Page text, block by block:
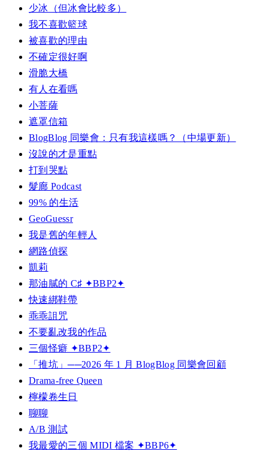
少冰（但冰會比較多）
我不喜歡籃球
被喜歡的理由
不確定很好啊
滑脆大橋
有人在看嗎
小菩薩
遮罩信箱
BlogBlog 同樂會：只有我這樣嗎？（中場更新）
沒說的才是重點
打到哭點
髮廊 Podcast
99% 的生活
GeoGuessr
我是舊的年輕人
網路偵探
凱莉
那油膩的 C♯ ✦BBP2✦
快速綁鞋帶
乖乖詛咒
不要亂改我的作品
三個怪癖 ✦BBP2✦
「推坑」──2026 年 1 月 BlogBlog 同樂會回顧
Drama-free Queen
檸檬卷生日
聊聊
A/B 測試
我最愛的三個 MIDI 檔案 ✦BBP6✦